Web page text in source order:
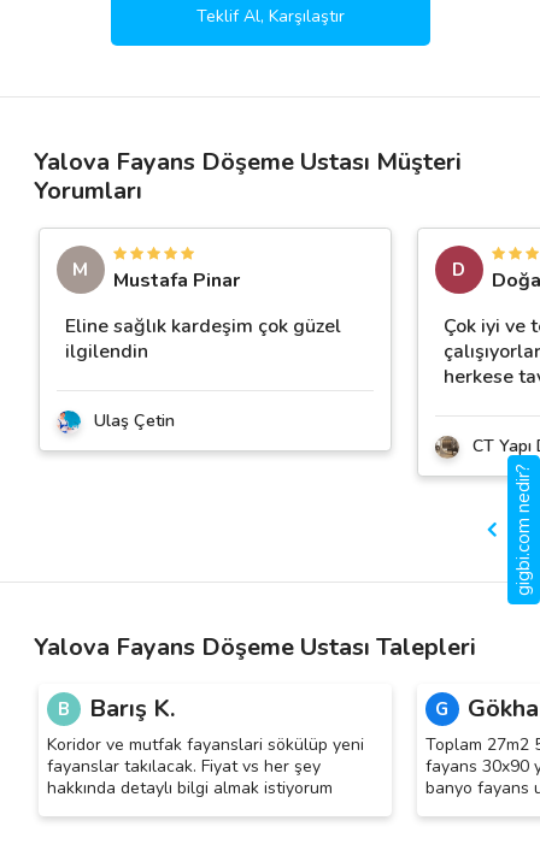
Teklif Al, Karşılaştır
Yalova Fayans Döşeme Ustası Müşteri
Yorumları
M
Mustafa Pinar
Eline sağlık kardeşim çok güzel
ilgilendin
Ulaş Çetin
D
Çok iyi ve
herkese
CT
Yalova Fayans Döşeme Ustası Talepleri
B Barış K.
Koridor ve mutfak fayanslari sökülüp yeni
fayanslar takılacak. Fiyat vs her şey
hakkında detaylı bilgi almak istiyorum
G
Toplam 27m2
fayans 30x90
banyo fayans
gigbi.com nedir?